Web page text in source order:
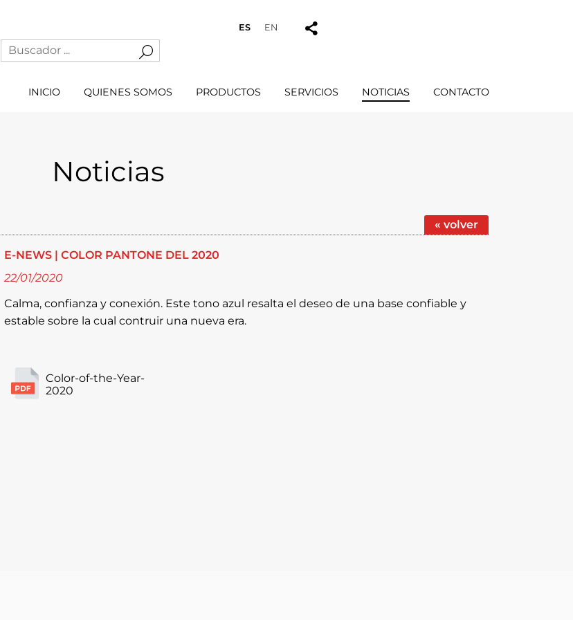
ES EN
INICIO QUIENES SOMOS PRODUCTOS SERVICIOS NOTICIAS CONTACTO
Noticias
« volver
E-NEWS | COLOR PANTONE DEL 2020
22/01/2020
Calma, confianza y conexión. Este tono azul resalta el deseo de una base confiable y
estable sobre la cual contruir una nueva era.
Color-of-the-Year-
2020